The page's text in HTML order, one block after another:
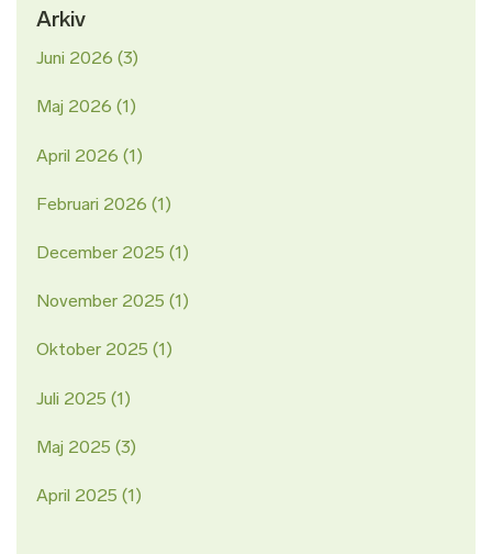
Arkiv
Juni 2026 (3)
Maj 2026 (1)
April 2026 (1)
Februari 2026 (1)
December 2025 (1)
November 2025 (1)
Oktober 2025 (1)
Juli 2025 (1)
Maj 2025 (3)
April 2025 (1)